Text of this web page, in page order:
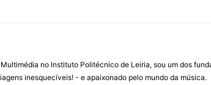
no Instituto Politécnico de Leiria, sou um dos
inesquecíveis! - e apaixonado pelo mundo da música.